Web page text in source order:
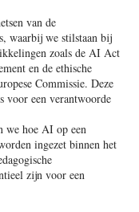
van de
waarbij we stilstaan bij
zoals de AI Act
en de ethische
Commissie. Deze
voor een verantwoorde
we hoe AI op een
ingezet binnen het
zijn voor een